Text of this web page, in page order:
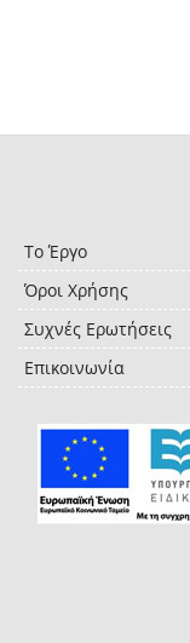
Το Έργο
Όροι Χρήσης
Συχνές Ερωτήσεις
Επικοινωνία